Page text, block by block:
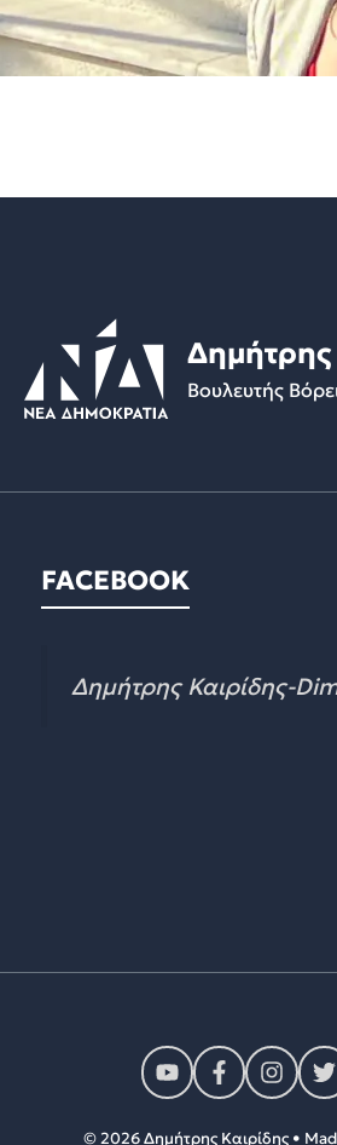
Δημήτρης
Βουλευτής
FACEBOOK
Δημήτρης Καιρίδης-
© 2026 Δημήτρης Καιρίδης •